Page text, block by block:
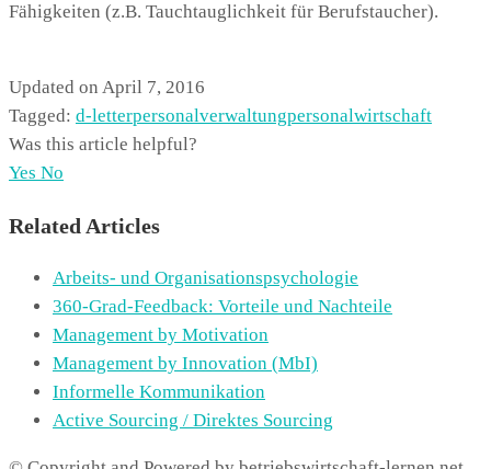
Fähigkeiten (z.B. Tauchtauglichkeit für Berufstaucher).
Updated on April 7, 2016
Tagged: d-letterpersonalverwaltungpersonalwirtschaft
Was this article helpful?
Yes No
Related Articles
Arbeits- und Organisationspsychologie
360-Grad-Feedback: Vorteile und Nachteile
Management by Motivation
Management by Innovation (MbI)
Informelle Kommunikation
Active Sourcing / Direktes Sourcing